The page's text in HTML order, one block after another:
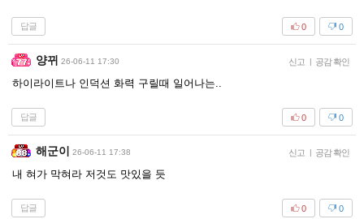
답글 0
0
양뀌 26-06-11 17:30 신고 공감 확인
하이라이트나 인덕션 화력 구릴때 일어나는..
답글 0
0
해군이 26-06-11 17:38 신고 공감 확인
내 혀가 막혀라 저것도 맛있을 듯
답글 0
0